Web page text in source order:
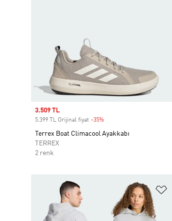
Sale price
3.509 TL
5.399 TL Orijinal fiyat -35%
Terrex Boat Climacool Ayakkabı
TERREX
2 renk